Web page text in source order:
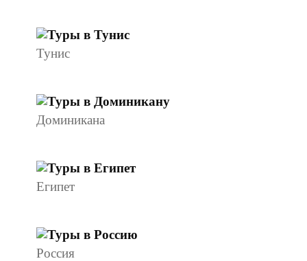
Тунис
Доминикана
Египет
Россия